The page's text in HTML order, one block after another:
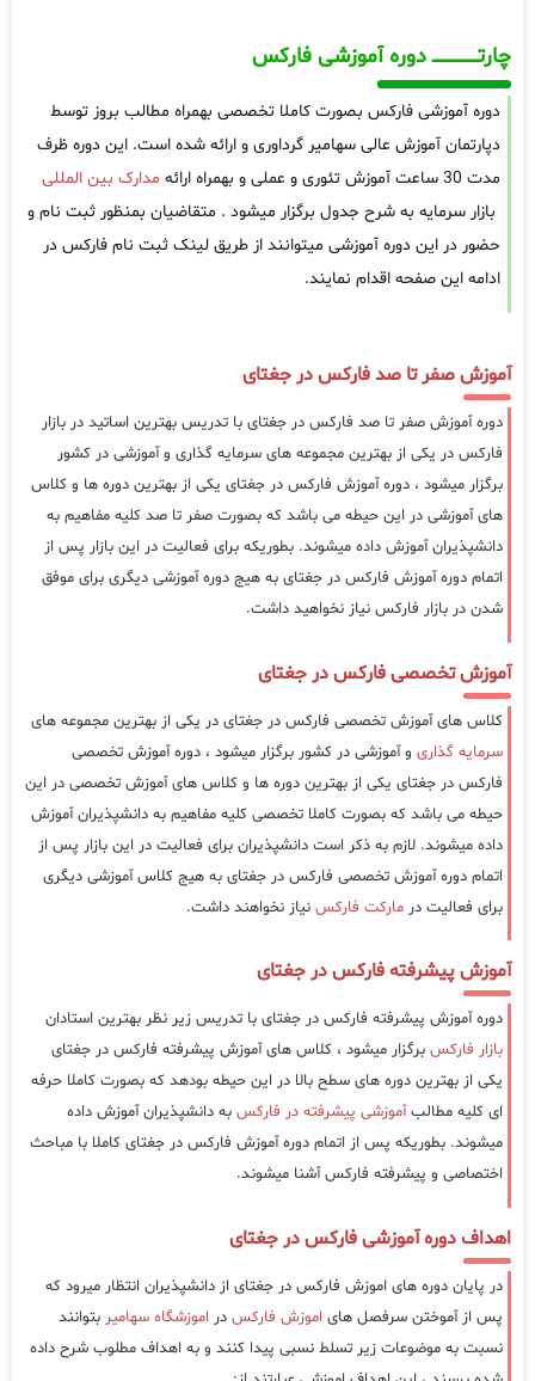
چارتـــــــــــــــــــ دوره آموزشی فارکس
دوره آموزشی فارکس بصورت کاملا تخصصی بهمراه مطالب بروز توسط
دپارتمان آموزش عالی سهامیر گرداوری و ارائه شده است. این دوره ظرف
مدت 30 ساعت آموزش تئوری و عملی و بهمراه ارائه
مدارک بین المللی
بازار سرمایه به شرح جدول برگزار میشود . متقاضیان بمنظور ثبت نام و
حضور در این دوره آموزشی میتوانند از طریق لینک ثبت نام فارکس در
ادامه این صفحه اقدام نمایند.
آموزش صفر تا صد فارکس در جغتای
دوره آموزش صفر تا صد فارکس در جغتای با تدریس بهترین اساتید در بازار
فارکس در یکی از بهترین مجموعه های سرمایه گذاری و آموزشی در کشور
برگزار میشود ، دوره آموزش فارکس در جغتای یکی از بهترین دوره ها و کلاس
های آموزشی در این حیطه می باشد که بصورت صفر تا صد کلیه مفاهیم به
دانشپذیران آموزش داده میشوند. بطوریکه برای فعالیت در این بازار پس از
اتمام دوره آموزش فارکس در جغتای به هیج دوره آموزشی دیگری برای موفق
شدن در بازار فارکس نیاز نخواهید داشت.
آموزش تخصصی فارکس در جغتای
کلاس های آموزش تخصصی فارکس در جغتای در یکی از بهترین مجموعه های
سرمایه گذاری و آموزشی در کشور برگزار میشود ، دوره آموزش تخصصی
فارکس در جغتای یکی از بهترین دوره ها و کلاس های آموزش تخصصی در این
حیطه می باشد که بصورت کاملا تخصصی کلیه مفاهیم به دانشپذیران آموزش
داده میشوند. لازم به ذکر است دانشپذیران برای فعالیت در این بازار پس از
اتمام دوره آموزش تخصصی فارکس در جغتای به هیج کلاس آموزشی دیگری
برای فعالیت در مارکت فارکس نیاز نخواهند داشت.
آموزش پیشرفته فارکس در جغتای
دوره آموزش پیشرفته فارکس در جغتای با تدریس زیر نظر بهترین استادان
بازار فارکس برگزار میشود ، کلاس های آموزش پیشرفته فارکس در جغتای
یکی از بهترین دوره های سطح بالا در این حیطه بودهد که بصورت کاملا حرفه
ای کلیه مطالبآموزشی پیشرفته در فارکس به دانشپذیران آموزش داده
میشوند. بطوریکه پس از اتمام دوره آموزش فارکس در جغتای کاملا با مباحث
اختصاصی و پیشرفته فارکس آشنا میشوند.
اهداف دوره آموزشی فارکس در جغتای
در پایان دوره های اموزش فارکس در جغتای از دانشپذیران انتظار میرود که
پس از آموختن سرفصل های اموزش فارکس در اموزشگاه سهامیر بتوانند
نسبت به موضوعات زیر تسلط نسبی پیدا کنند و به اهداف مطلوب شرح داده